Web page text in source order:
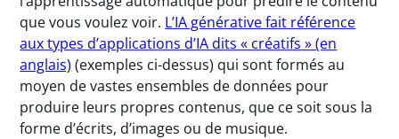
que vous voulez voir. L’IA générative fait référence
aux types d’applications d’IA dits « créatifs » (en
anglais) (exemples ci-dessus) qui sont formés au
moyen de vastes ensembles de données pour
produire leurs propres contenus, que ce soit sous la
forme d’écrits, d’images ou de musique.